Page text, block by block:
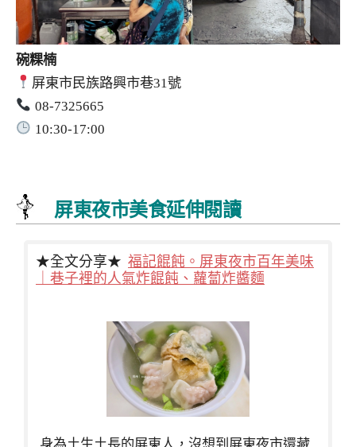
碗粿楠
屏東市民族路興市巷31號
08-7325665
10:30-17:00
屏東夜市美食延伸閱讀
★全文分享★ 福記餛飩。屏東夜市百年美味
｜巷子裡的人氣炸餛飩、蘿蔔炸醬麵